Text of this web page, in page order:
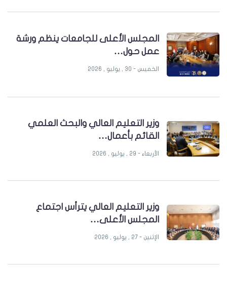
المجلس الأعلى للجامعات ينظم ورشة
عمل حول…
الخميس - 30 , يوليو , 2026
وزير التعليم العالي والبحث العلمي
القائم بأعمال…
الأربعاء - 29 , يوليو , 2026
وزير التعليم العالي يترأس اجتماع
المجلس الأعلى…
الإثنين - 27 , يوليو , 2026